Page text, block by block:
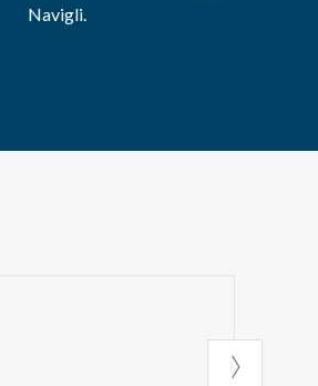
Navigli.